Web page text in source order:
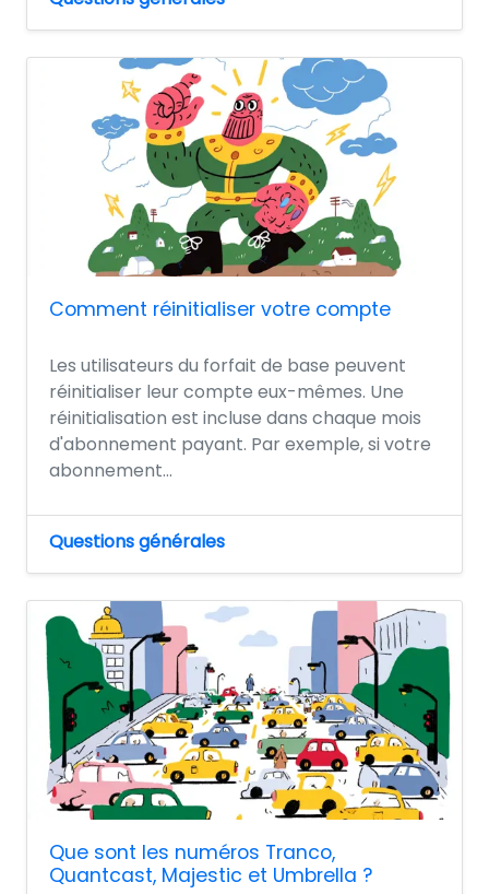
Comment réinitialiser votre compte
Les utilisateurs du forfait de base peuvent
réinitialiser leur compte eux-mêmes. Une
réinitialisation est incluse dans chaque mois
d'abonnement payant. Par exemple, si votre
abonnement...
Questions générales
Que sont les numéros Tranco,
Quantcast, Majestic et Umbrella ?